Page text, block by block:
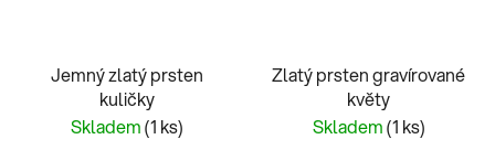
Jemný zlatý prsten
kuličky
Skladem(1 ks)
Zlatý prsten gravírované
květy
Skladem(1 ks)